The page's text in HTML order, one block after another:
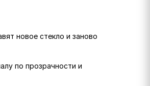
новое стекло и заново
по прозрачности и